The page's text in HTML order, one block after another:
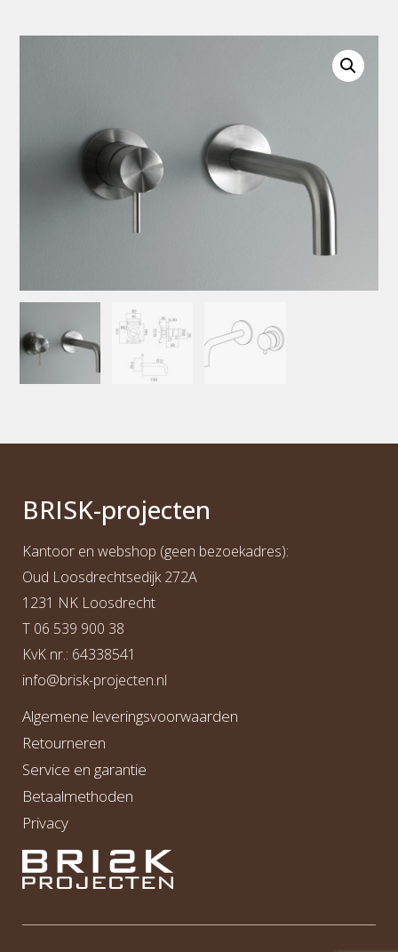
BRISK-projecten
Kantoor en webshop (geen bezoekadres):
Oud Loosdrechtsedijk 272A
1231 NK Loosdrecht
T 06 539 900 38
KvK nr.: 64338541
info@brisk-projecten.nl
Algemene leveringsvoorwaarden
Retourneren
Service en garantie
Betaalmethoden
Privacy